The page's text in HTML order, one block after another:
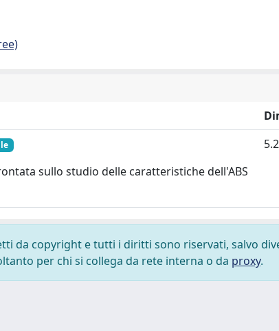
sullo studio delle caratteristiche dell'ABS
da copyright e tutti i diritti sono riservati, salvo
per chi si collega da rete interna o da proxy.